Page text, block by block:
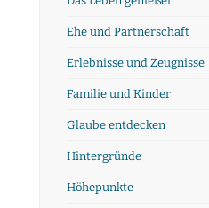
Ehe und Partnerschaft
Erlebnisse und Zeugnisse
Familie und Kinder
Glaube entdecken
Hintergründe
Höhepunkte